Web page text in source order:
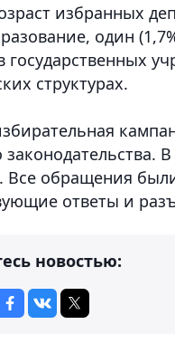
избранных
один
государственных
структурах.
законодательства.
Все обращения
ответы и
новостью: